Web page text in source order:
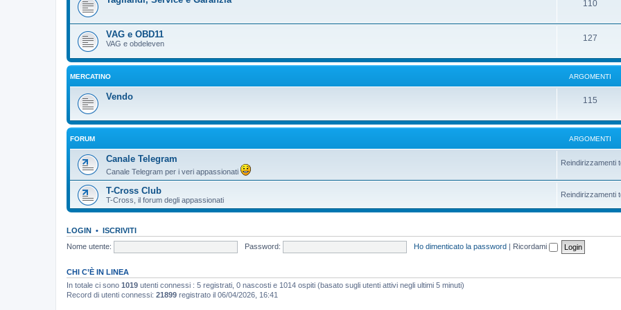
110
VAG e OBD11
VAG e obdeleven
127
MERCATINO ARGOMENTI
Vendo 115
FORUM ARGOMENTI
Canale Telegram
Canale Telegram per i veri appassionati
Reindirizzamenti
T-Cross Club
T-Cross, il forum degli appassionati
Reindirizzamenti
LOGIN • ISCRIVITI
Nome utente:
Password: Ho dimenticato la password | Ricordami
CHI C’È IN LINEA
In totale ci sono 1019 utenti connessi : 5 registrati, 0 nascosti e 1014 ospiti (basato sugli utenti attivi negli ultimi 5 minuti)
Record di utenti connessi: 21899 registrato il 06/04/2026, 16:41